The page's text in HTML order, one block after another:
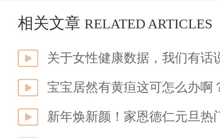
相关文章 RELATED ARTICLES
关于女性健康数据，我们有话
宝宝居然有黄疸这可怎么办啊
新年焕新颜！家恩德仁元旦热